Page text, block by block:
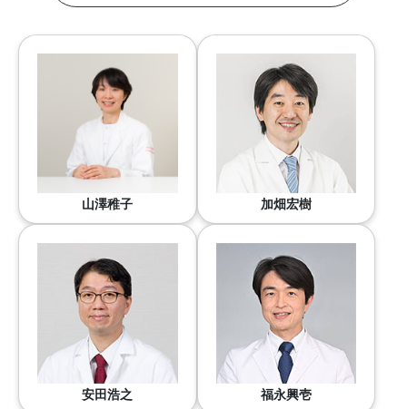
山澤稚子 加畑宏樹
安田浩之 福永興壱